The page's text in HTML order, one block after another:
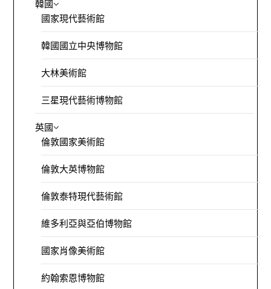
韓國
國家現代藝術館
韓國國立中央博物館
大林美術館
三星現代藝術博物館
英國
倫敦國家美術館
倫敦大英博物館
倫敦泰特現代藝術館
維多利亞與亞伯博物館
國家肖像美術館
約翰索恩博物館